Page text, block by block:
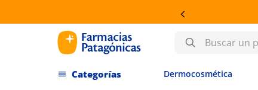
Buscar un producto
Dermocosmética